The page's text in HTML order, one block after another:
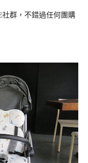
社群，不錯過任何團購